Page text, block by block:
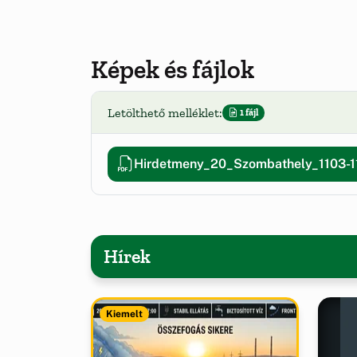
Képek és fájlok
Letölthető melléklet: 1 fájl
Hirdetmeny_20_Szombathely_1103-
Hírek
Kiemelt